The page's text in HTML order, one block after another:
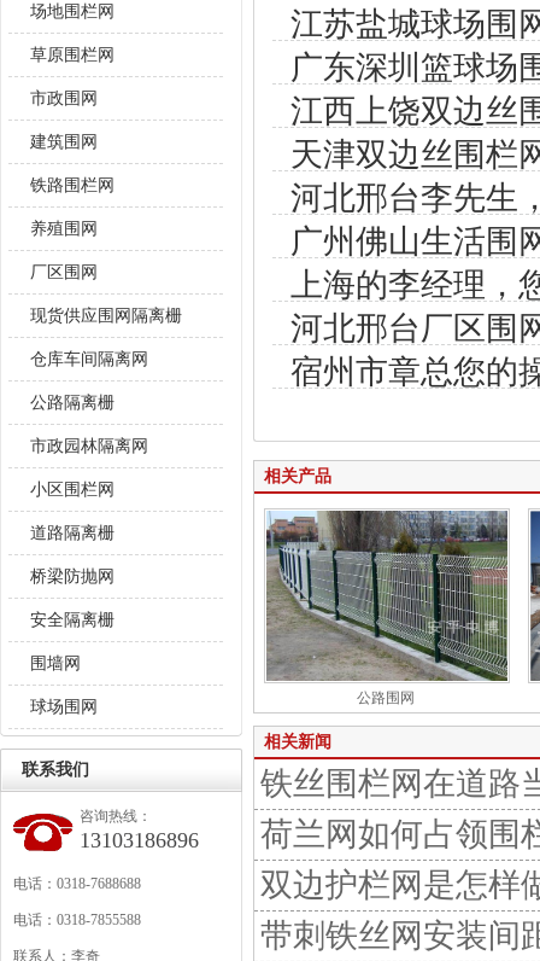
场地围栏网
草原围栏网
市政围网
建筑围网
铁路围栏网
养殖围网
厂区围网
现货供应围网隔离栅
仓库车间隔离网
公路隔离栅
市政园林隔离网
小区围栏网
道路隔离栅
桥梁防抛网
安全隔离栅
围墙网
球场围网
联系我们
咨询热线：
13103186896
电话：0318-7688688
电话：0318-7855588
联系人：李奇
江苏盐城球场围
广东深圳篮球场
江西上饶双边丝
天津双边丝围栏
河北邢台李先生
广州佛山生活围
上海的李经理，
河北邢台厂区围
宿州市章总您的
相关产品
公路围网
相关新闻
铁丝围栏网在道路
荷兰网如何占领围
双边护栏网是怎样
带刺铁丝网安装间